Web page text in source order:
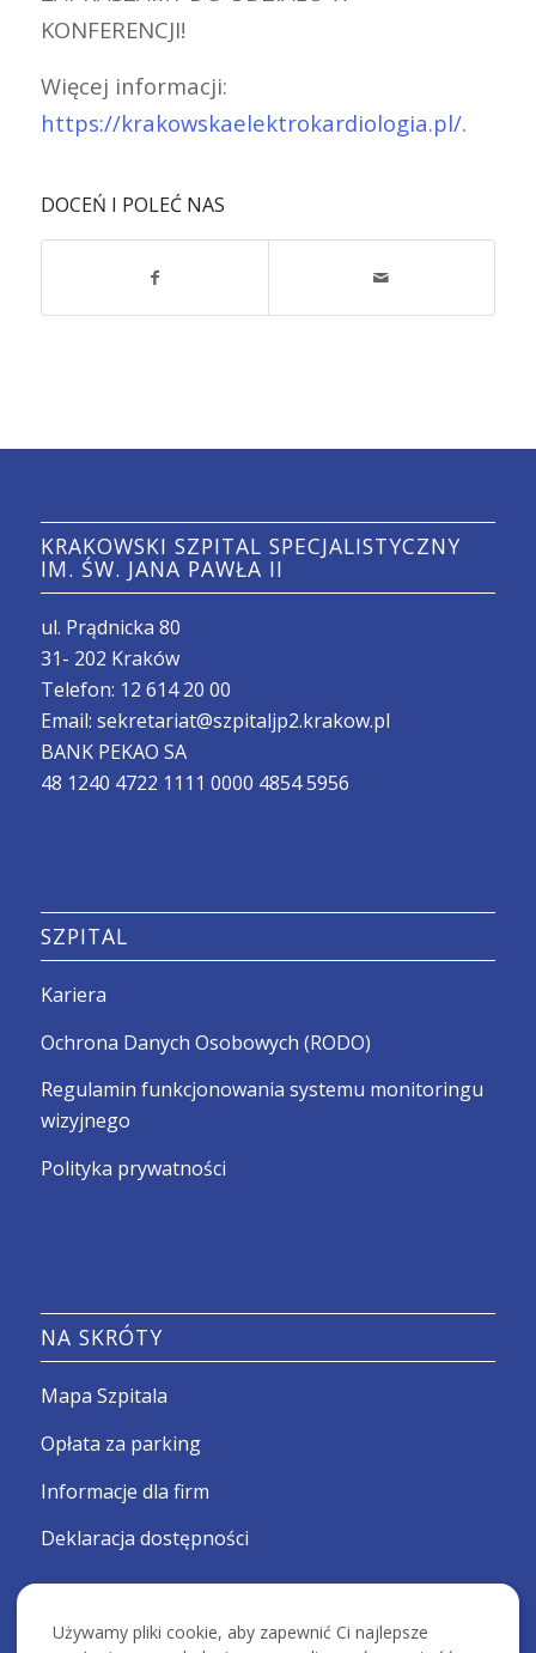
KONFERENCJI!
Więcej informacji:
https://krakowskaelektrokardiologia.pl/.
DOCEŃ I POLEĆ NAS
KRAKOWSKI SZPITAL SPECJALISTYCZNY
IM. ŚW. JANA PAWŁA II
ul. Prądnicka 80
31- 202 Kraków
Telefon: 12 614 20 00
Email: sekretariat@szpitaljp2.krakow.pl
BANK PEKAO SA
48 1240 4722 1111 0000 4854 5956
SZPITAL
Kariera
Ochrona Danych Osobowych (RODO)
Regulamin funkcjonowania systemu monitoringu
wizyjnego
Polityka prywatności
NA SKRÓTY
Mapa Szpitala
Opłata za parking
Informacje dla firm
Deklaracja dostępności
Używamy pliki cookie, aby zapewnić Ci najlepsze